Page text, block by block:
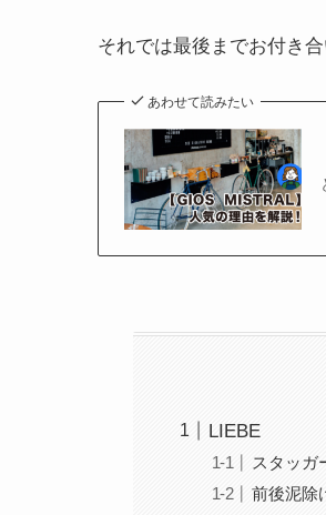
それでは最後までお付き
あわせて読みたい
LIEBE
スタッガ
前後泥除